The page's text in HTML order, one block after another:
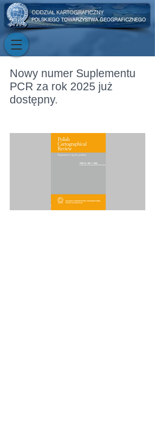
ODDZIAŁ KARTOGRAFICZNY
POLSKIEGO TOWARZYSTWA GEOGRAFICZNEGO
Nowy numer Suplementu
PCR za rok 2025 już
dostępny.